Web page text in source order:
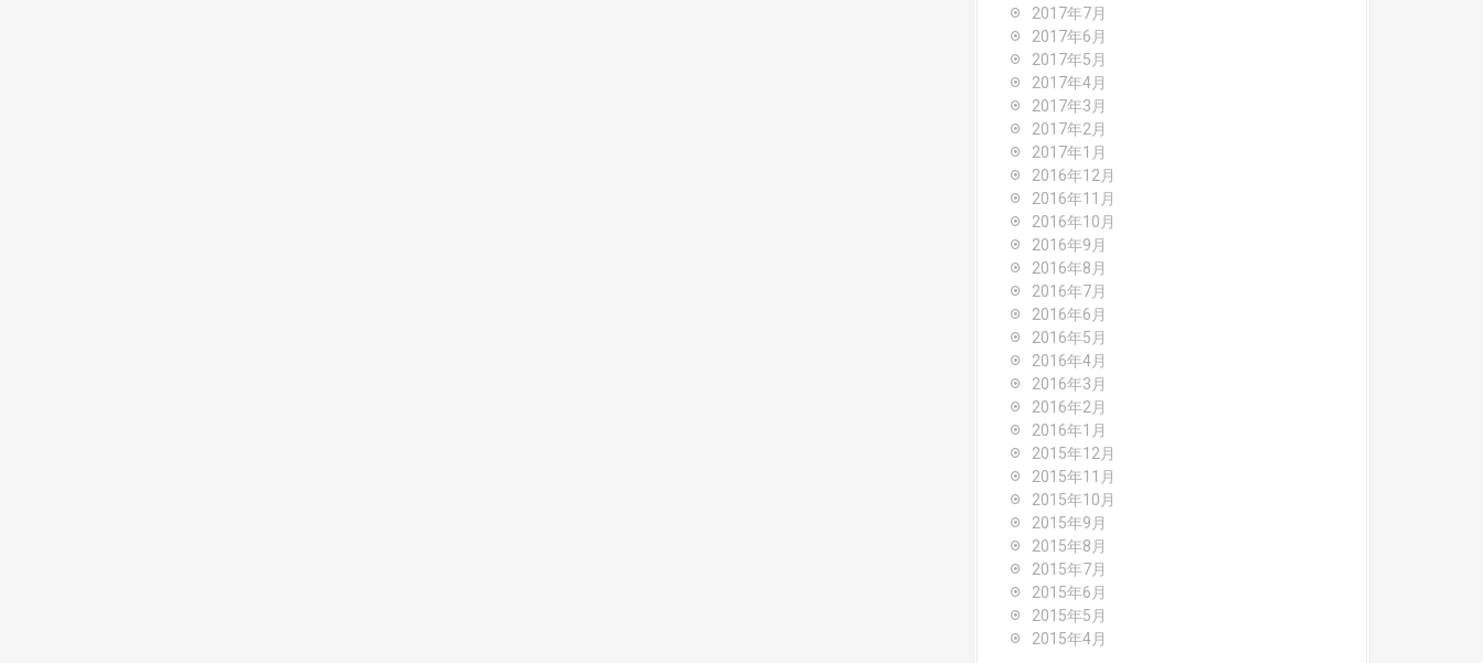
2017年7月
2017年6月
2017年5月
2017年4月
2017年3月
2017年2月
2017年1月
2016年12月
2016年11月
2016年10月
2016年9月
2016年8月
2016年7月
2016年6月
2016年5月
2016年4月
2016年3月
2016年2月
2016年1月
2015年12月
2015年11月
2015年10月
2015年9月
2015年8月
2015年7月
2015年6月
2015年5月
2015年4月